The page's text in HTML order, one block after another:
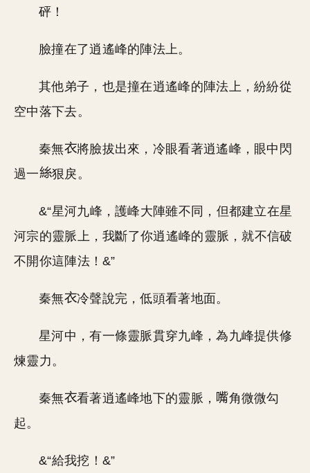
砰！
臉撞在了逍遙峰的陣法上。
其他弟子，也是撞在逍遙峰的陣法上，紛紛從
空中落下去。
秦無
將臉拔出來，冷眼看著逍遙峰，眼中閃
過一
狠戾。
&“星河九峰，護峰大陣雖不同，但都建立在星
河宗的靈脈上，我斷了你逍遙峰的靈脈，就不信破
不開你這陣法！&”
秦無 冷聲說完，低頭看著地面。
星河中，有一條靈脈貫穿九峰，為九峰提供修
煉靈力。
秦無 看著逍遙峰地下的靈脈，
角微微勾
起。
&“給我挖！&”